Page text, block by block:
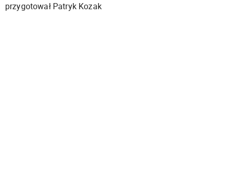
przygotował Patryk Kozak